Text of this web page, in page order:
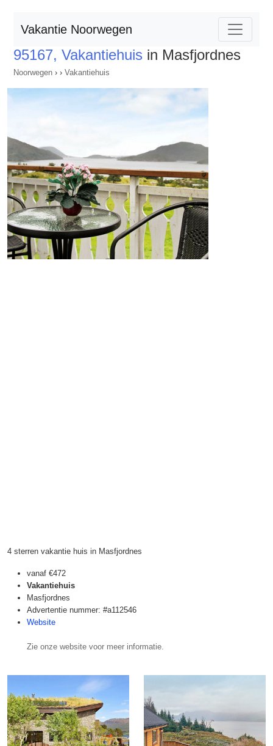
Vakantie Noorwegen
95167, Vakantiehuis in Masfjordnes
Noorwegen › › Vakantiehuis
4 sterren vakantie huis in Masfjordnes
vanaf €472
Vakantiehuis
Masfjordnes
Advertentie nummer: #a112546
Website
Zie onze website voor meer informatie.